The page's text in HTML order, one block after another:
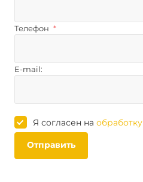
Телефон *
E-mail:
Я согласен на
Отправить